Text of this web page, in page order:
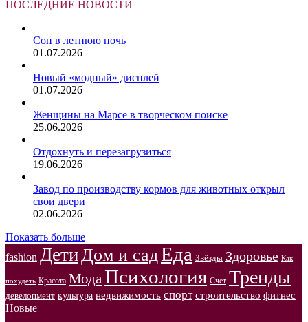
ПОСЛЕДНИЕ НОВОСТИ
Сон в летнюю ночь
01.07.2026
Новый «модный» дисплей
01.07.2026
Женщины на Марсе в творческом поиске
25.06.2026
Отдохнуть и перезагрузиться
19.06.2026
Завод по производству кормов для животных открыл
свои двери
02.06.2026
Показать больше
fashion Дети Дом и садЕда Звёзды Здоровье Как
похудеть Красота Мода Психология Счет Тренды
девелопмент культура недвижимость спорт строительство фитнес
Новые